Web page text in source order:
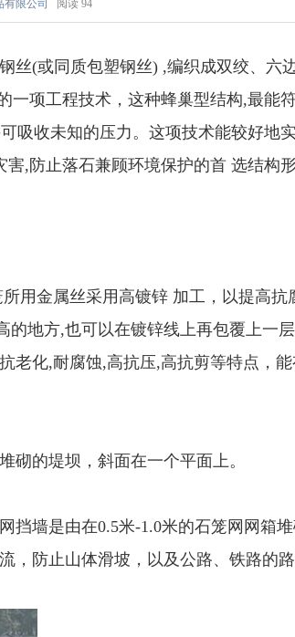
限公司 阅读 94
丝(或同质包塑钢丝) ,编织成双绞、六
一项工程技术，这种蜂巢型结构,最能
吸收未知的压力。这项技术能较好地
,防止落石兼顾环境保护的首 选结构形
金属丝采用高镀锌 加工，以提高抗
的地方,也可以在镀锌线上再包覆上一
老化,耐腐蚀,高抗压,高抗剪等特点，
的堤坝，斜面在一个平面上。
挡墙是由在0.5米-1.0米的石笼网网箱
，防止山体滑坡，以及公路、铁路的